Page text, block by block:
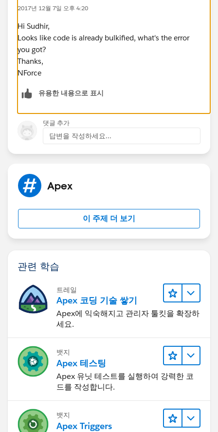
system.debug(leadLst + '_'+
       if(!leadLst.isEmpty())
         update leadLst;
       if(!contLst.isEmpty())
         update contLst;
   }
Sudhir
2017년 12월 7일 오후 4:20
Hi Sudhir,
Looks like code is already bulkified, what's the error
you got?
Thanks,
NForce
유용한 내용으로 표시
댓글 추가
답변을 작성하세요...
Apex
이 주제 더 보기
관련 학습
트레일
Apex 코딩 기술 쌓기
Apex에 익숙해지고 관리자 툴킷을 확장하
세요.
뱃지
Apex 테스팅
Apex 유닛 테스트를 실행하여 강력한 코
드를 작성합니다.
뱃지
Apex Triggers